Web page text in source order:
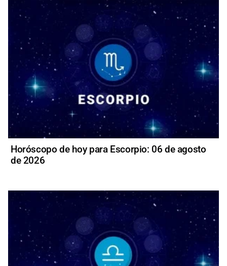
Horóscopo de hoy para Escorpio: 06 de agosto
de 2026